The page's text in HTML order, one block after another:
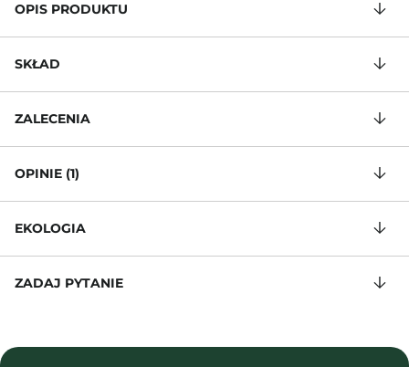
OPIS PRODUKTU
SKŁAD
ZALECENIA
OPINIE (1)
EKOLOGIA
ZADAJ PYTANIE